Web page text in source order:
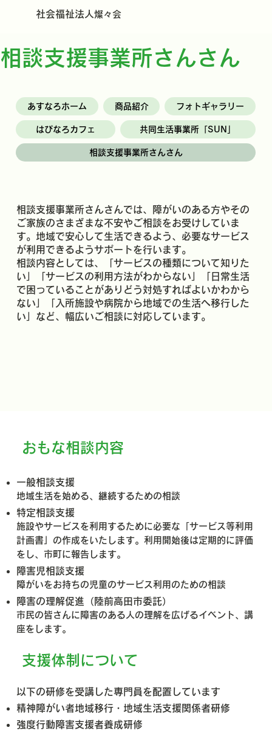
社会福祉法人燦々会
あすなろホーム 商品紹介 フォトギャラリー
はぴなろカフェ 共同生活事業所「SUN」
相談支援事業所さんさん
相談支援事業所さんさんでは、障がいのある方やその
ご家族のさまざまな不安やご相談をお受けしていま
す。地域で安心して生活できるよう、必要なサービス
が利用できるようサポートを行います。
相談内容としては、「サービスの種類について知りた
い」「サービスの利用方法がわからない」「日常生活
で困っていることがありどう対処すればよいかわから
ない」「入所施設や病院から地域での生活へ移行した
い」など、幅広いご相談に対応しています。
おもな相談内容
一般相談支援
地域生活を始める、継続するための相談
特定相談支援
施設やサービスを利用するために必要な「サービス等利用
計画書」の作成をいたします。利用開始後は定期的に評価
をし、市町に報告します。
障害児相談支援
障がいをお持ちの児童のサービス利用のための相談
障害の理解促進（陸前高田市委託）
市民の皆さんに障害のある人の理解を広げるイベント、講
座をします。
支援体制について
以下の研修を受講した専門員を配置しています
精神障がい者地域移行・地域生活支援関係者研修
強度行動障害支援者養成研修
相談支援事業所さんさん